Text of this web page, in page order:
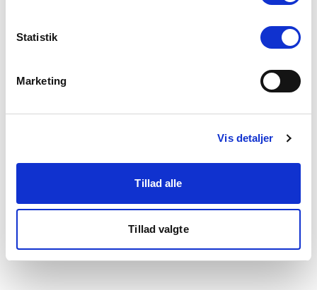
Statistik
Marketing
Vis detaljer
Tillad alle
Tillad valgte